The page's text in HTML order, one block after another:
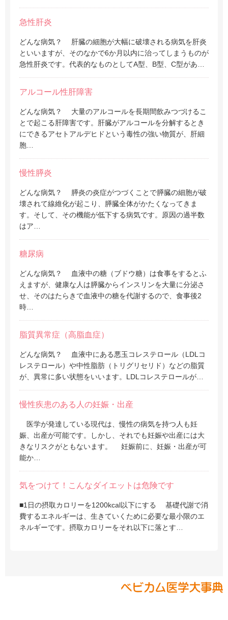
急性肝炎
どんな病気？ 肝臓の細胞が大幅に破壊される病気を肝炎
といいますが、そのなかで6か月以内に治ってしまうものが
急性肝炎です。代表的なものとしてA型、B型、C型があ…
アルコール性肝障害
どんな病気？ 大量のアルコールを長期間飲みつづけるこ
とで起こる肝障害です。肝臓がアルコールを分解するとき
にできるアセトアルデヒドという毒性の強い物質が、肝細
胞…
慢性膵炎
どんな病気？ 膵炎の炎症がつづくことで膵臓の細胞が破
壊されて線維化が起こり、膵臓全体がかたくなってきま
す。そして、その機能が低下する病気です。原因の過半数
はア…
糖尿病
どんな病気？ 血液中の糖（ブドウ糖）は食事をするとふ
えますが、健康な人は膵臓からインスリンを大量に分泌さ
せ、そのはたらきで血液中の糖を代謝するので、食事後2
時…
脂質異常症（高脂血症）
どんな病気？ 血液中にある悪玉コレステロール（LDLコ
レステロール）や中性脂肪（トリグリセリド）などの脂質
が、異常に多い状態をいいます。LDLコレステロールが…
慢性疾患のある人の妊娠・出産
医学が発達している現代は、慢性の病気を持つ人も妊
娠、出産が可能です。しかし、それでも妊娠や出産には大
きなリスクがともないます。 妊娠前に、妊娠・出産が可
能か…
気をつけて！こんなダイエットは危険です
■1日の摂取カロリーを1200kcal以下にする 基礎代謝で消
費するエネルギーは、生きていくために必要な最小限のエ
ネルギーです。摂取カロリーをそれ以下に落とす…